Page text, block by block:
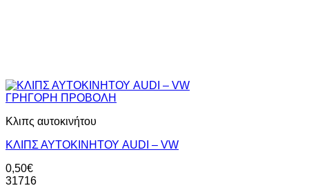
ΓΡΗΓΟΡΗ ΠΡΟΒΟΛΗ
Κλιπς αυτοκινήτου
ΚΛΙΠΣ ΑΥΤΟΚΙΝΗΤΟΥ AUDI – VW
0,50€
31716